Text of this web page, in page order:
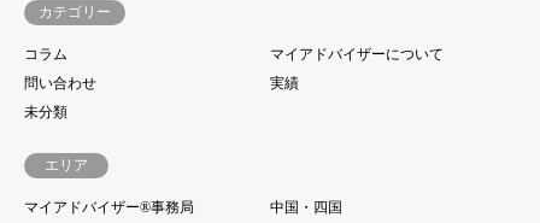
カテゴリー
コラム
マイアドバイザーについて
問い合わせ
実績
未分類
エリア
マイアドバイザー®事務局
中国・四国